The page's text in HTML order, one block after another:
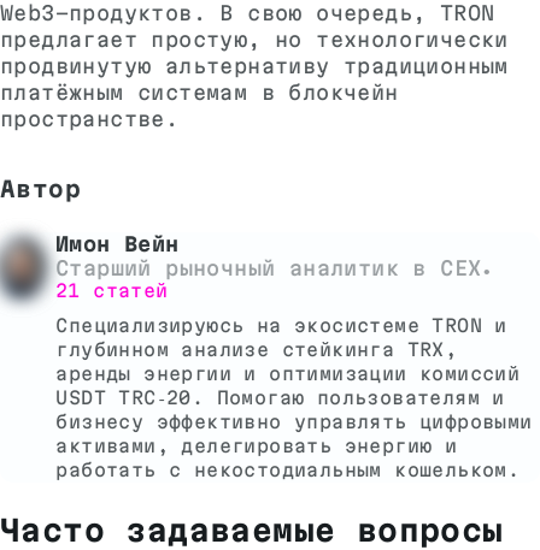
Web3-продуктов. В свою очередь, TRON
предлагает простую, но технологически
продвинутую альтернативу традиционным
платёжным системам в блокчейн
пространстве.
Автор
Имон Вейн
Старший рыночный аналитик в CEX•
21 статей
Специализируюсь на экосистеме TRON и
глубинном анализе стейкинга TRX,
аренды энергии и оптимизации комиссий
USDT TRC‑20. Помогаю пользователям и
бизнесу эффективно управлять цифровыми
активами, делегировать энергию и
работать с некостодиальным кошельком.
Часто задаваемые вопросы